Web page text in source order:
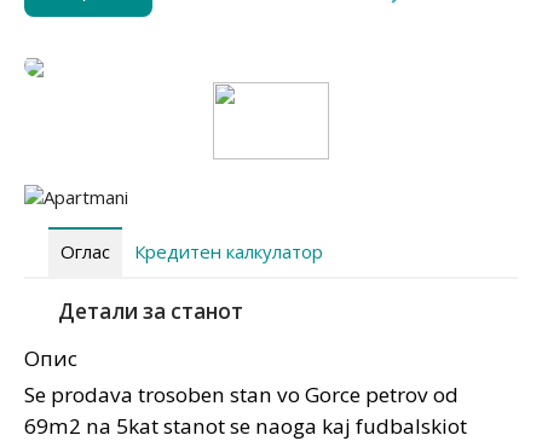
Оглас Кредитен калкулатор
Детали за станот
Опис
Se prodava trosoben stan vo Gorce petrov od
69m2 na 5kat stanot se naoga kaj fudbalskiot